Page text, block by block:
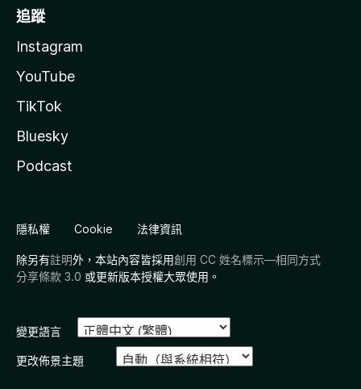
追蹤
Instagram
YouTube
TikTok
Bluesky
Podcast
隱私權 Cookie 法律資訊
除另有註明外，本站內容皆採用創用 CC 姓名標示—相同方式
分享條款 3.0 或更新版本授權大眾使用。
變更語言
更改佈景主題